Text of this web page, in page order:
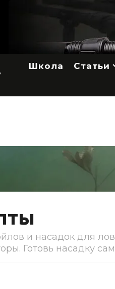
Школа Статьи
и насадок для
Готовь насадку